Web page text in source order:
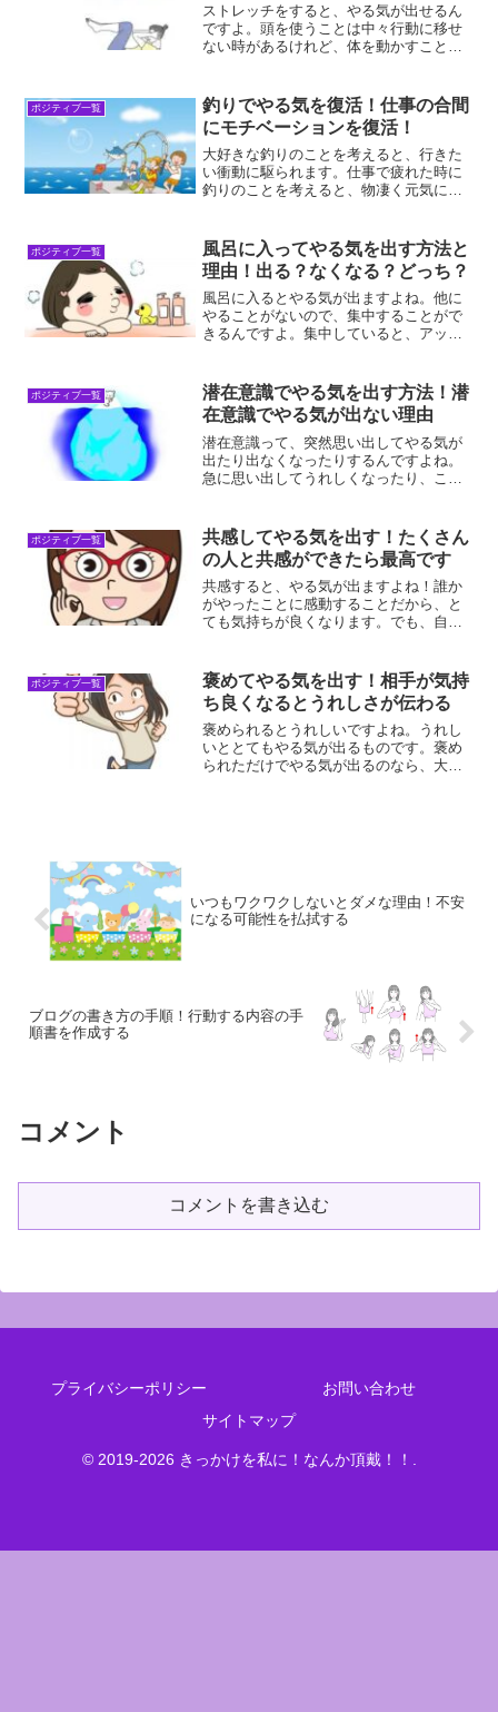
ストレッチをすると、やる気が出せるん
ですよ。頭を使うことは中々行動に移せ
ない時があるけれど、体を動かすことは
チをすることがおすすめなんですよ！ス
トレッチでやる気が出る理...
ポジティブ一覧
釣りでやる気を復活！仕事の合間
にモチベーションを復活！
大好きな釣りのことを考えると、行きた
い衝動に駆られます。仕事で疲れた時に
釣りのことを考えると、物凄く元気にな
していると、一生懸命仕事をして絶対に
購入してやると頑張る意識...
ポジティブ一覧
風呂に入ってやる気を出す方法と
理由！出る？なくなる？どっち？
風呂に入るとやる気が出ますよね。他に
やることがないので、集中することがで
きるんですよ。集中していると、アッと
も風呂好きになれると思います。風呂に
入ってやる気を出す方法風...
ポジティブ一覧
潜在意識でやる気を出す方法！潜
在意識でやる気が出ない理由
潜在意識って、突然思い出してやる気が
出たり出なくなったりするんですよね。
急に思い出してうれしくなったり、これ
ので、やる気を出すきっかけになるんで
すよ！潜在意識とは「潜在...
ポジティブ一覧
共感してやる気を出す！たくさん
の人と共感ができたら最高です
共感すると、やる気が出ますよね！誰か
がやったことに感動することだから、と
ても気持ちが良くなります。でも、自由
とやる気が出る理由共感するとやる気が
出ます。その理由は、他人...
ポジティブ一覧
褒めてやる気を出す！相手が気持
ち良くなるとうれしさが伝わる
褒められるとうれしいですよね。うれし
いととてもやる気が出るものです。褒め
られただけでやる気が出るのなら、大い
いつもワクワクしないとダメな理由！不安
になる可能性を払拭する
ブログの書き方の手順！行動する内容の手
順書を作成する
コメント
コメントを書き込む
プライバシーポリシー
お問い合わせ
サイトマップ
© 2019-2026 きっかけを私に！なんか頂戴！！.